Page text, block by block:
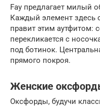
Fay предлагает милый
Каждый элемент здесь
правит этим аутфитом:
перекликается с
под ботинок.
прямого покроя.
Женские
Оксфорды, будучи